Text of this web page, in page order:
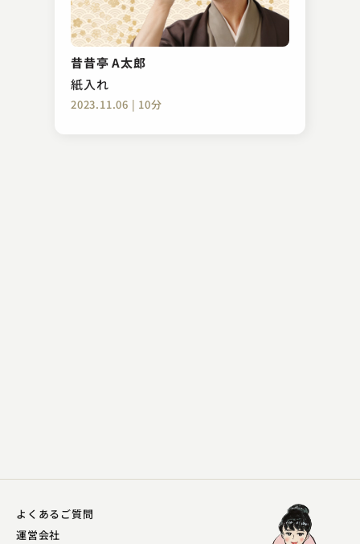
昔昔亭 A太郎
紙入れ
2023.11.06 | 10分
桂 竹丸
明智光秀
2024.05.10 | 14分
よくあるご質問
運営会社